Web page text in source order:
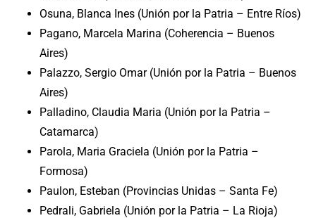
Osuna, Blanca Ines (Unión por la Patria – Entre Ríos)
Pagano, Marcela Marina (Coherencia – Buenos
Aires)
Palazzo, Sergio Omar (Unión por la Patria – Buenos
Aires)
Palladino, Claudia Maria (Unión por la Patria –
Catamarca)
Parola, Maria Graciela (Unión por la Patria –
Formosa)
Paulon, Esteban (Provincias Unidas – Santa Fe)
Pedrali, Gabriela (Unión por la Patria – La Rioja)